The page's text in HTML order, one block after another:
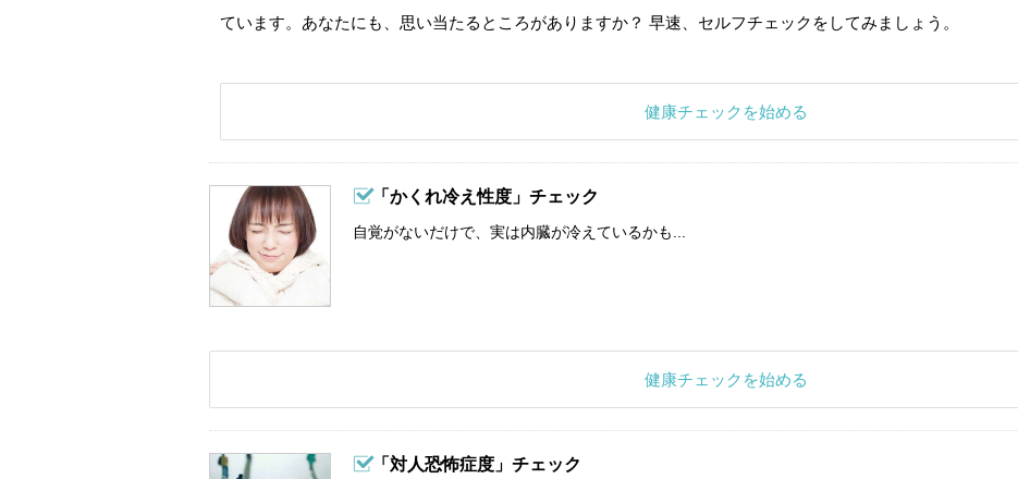
ています。あなたにも、思い当たるところがありますか？ 早速、セルフチェックをしてみましょう。
健康チェックを始める
「かくれ冷え性度」チェック
自覚がないだけで、実は内臓が冷えているかも...
健康チェックを始める
「対人恐怖症度」チェック